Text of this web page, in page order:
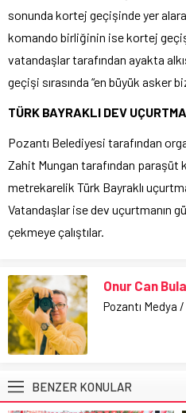
sonunda kortej geçişinde yer
komando birliğinin ise kortej
vatandaşlar tarafından ayakta
geçişi sırasında “en büyük asker
TÜRK BAYRAKLI DEV
Pozantı Belediyesi tarafından
Zahit Mungan tarafından paraşüt
metrekarelik Türk Bayraklı
Vatandaşlar ise dev uçurtmanın
çekmeye çalıştılar.
Onur Can
Pozantı Medya
BENZER KONULAR